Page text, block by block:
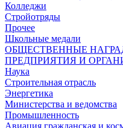
Колледжи
Стройотряды
Прочее
Школьные медали
ОБЩЕСТВЕННЫЕ
ПРЕДПРИЯТИЯ И
Наука
Строительная отрасль
Энергетика
Министерства и ведомства
Промышленность
Авиация гражданская и